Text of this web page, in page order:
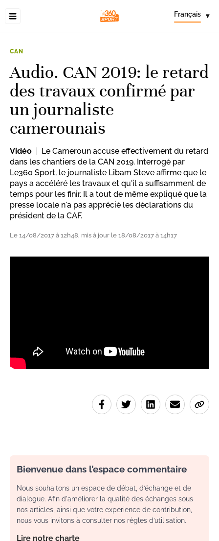
Français ▾
CAN
Audio. CAN 2019: le retard
des travaux confirmé par
un journaliste
camerounais
Vidéo
Le Cameroun accuse effectivement du retard
dans les chantiers de la CAN 2019. Interrogé par
Le360 Sport, le journaliste Libam Steve affirme que le
pays a accéléré les travaux et qu'il a suffisamment de
temps pour les finir. Il a tout de même expliqué que la
presse locale n'a pas apprécié les déclarations du
président de la CAF.
Le 14/08/2017 à 12h48, mis à jour le 18/08/2017 à 14h17
Bienvenue dans l’espace commentaire
Nous souhaitons un espace de débat, d’échange et de
dialogue. Afin d'améliorer la qualité des échanges sous
nos articles, ainsi que votre expérience de contribution,
nous vous invitons à consulter nos règles d’utilisation.
Lire notre charte